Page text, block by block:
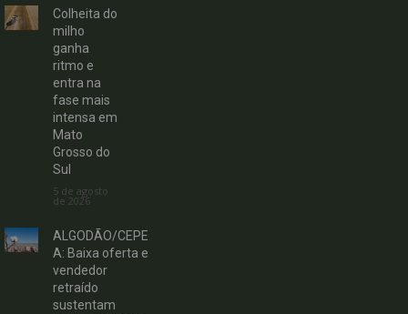
Colheita do
milho
ganha
ritmo e
entra na
fase mais
intensa em
Mato
Grosso do
Sul
5 de agosto
de 2026
ALGODÃO/CEPE
A: Baixa oferta e
vendedor
retraído
sustentam